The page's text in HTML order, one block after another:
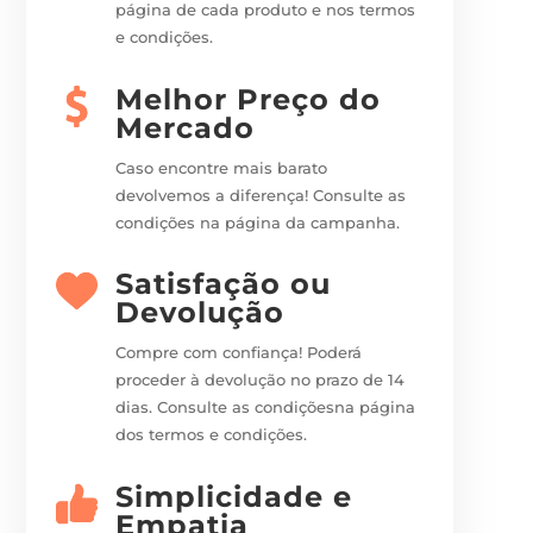
página de cada produto e nos termos
e condições.
Melhor Preço do
Mercado
Caso encontre mais barato
devolvemos a diferença! Consulte as
condições na página da campanha.
Satisfação ou
Devolução
Compre com confiança! Poderá
proceder à devolução no prazo de 14
dias. Consulte as condiçõesna página
dos termos e condições.
Simplicidade e
Empatia